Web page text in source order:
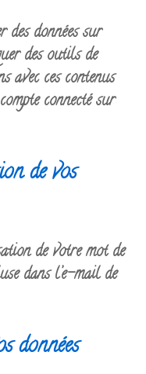
des données sur
des outils de
avec ces contenus
connecté sur
de vos
de votre mot de
dans l’e-mail de
données